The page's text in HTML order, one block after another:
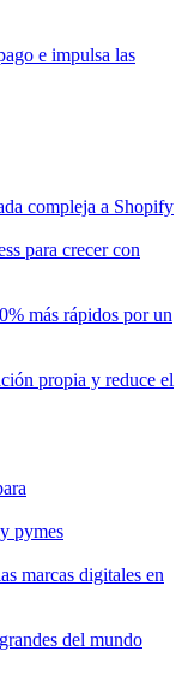
e impulsa las
compleja a Shopify
para crecer con
más rápidos por un
propia y reduce el
pymes
marcas digitales en
del mundo